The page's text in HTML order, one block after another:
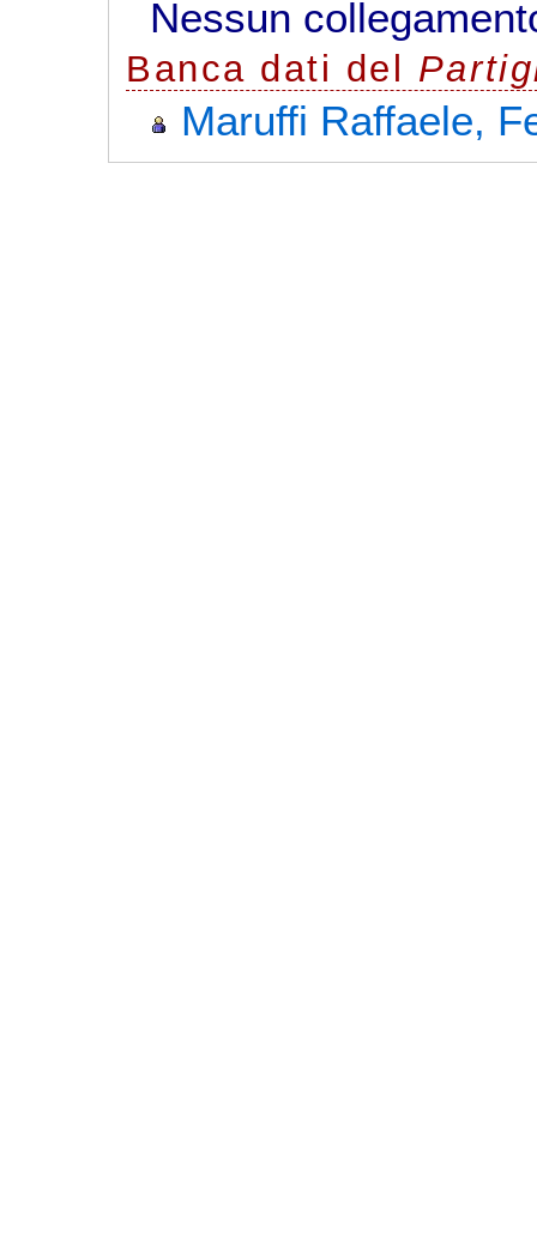
Nessun
Banca dati del
Maruffi Raffaele,